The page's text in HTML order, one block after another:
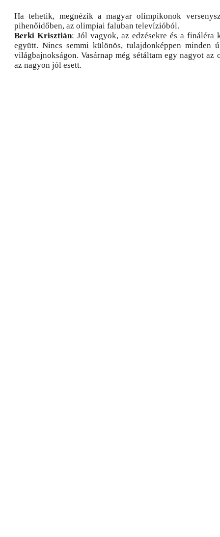
Ha tehetik, megnézik a magyar olimpikonok
pihenőidőben, az olimpiai faluban televízióból.
Berki Krisztián: Jól vagyok, az edzésekre és a fináléra
együtt. Nincs semmi különös, tulajdonképpen minden
világbajnokságon. Vasárnap még sétáltam egy nagyot
az nagyon jól esett.